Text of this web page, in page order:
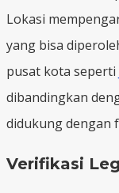
Lokasi
yang bisa
pusat kota seperti
dibandingkan
didukung dengan
Verifikasi